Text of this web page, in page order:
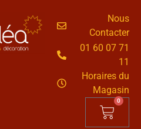
Nous
Contacter
01 60 07 71
11
Horaires du
Magasin
0